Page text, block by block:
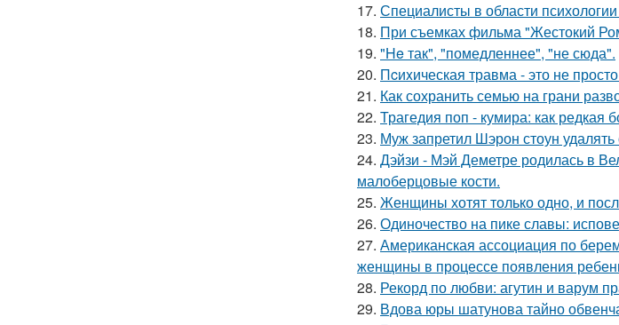
17. Специалисты в области
18. При съемках фильма "Жестокий
19. "He так", "помедленнее", "не сюда".
20. Пcиxическая травма - это не
21. Как сохранить семью на грани
22. Трагедия поп - кумира: как редкая
23. Муж запретил Шэрон стоун
24. Дэйзи - Мэй Деметре родилась в
малоберцовые кости.
25. Женщины хотят только одно, и
26. Одиночество на пике славы:
27. Американская ассоциация по
женщины в процессе появления
28. Рекорд по любви: агутин и варум
29. Вдова юры шатунова тайно